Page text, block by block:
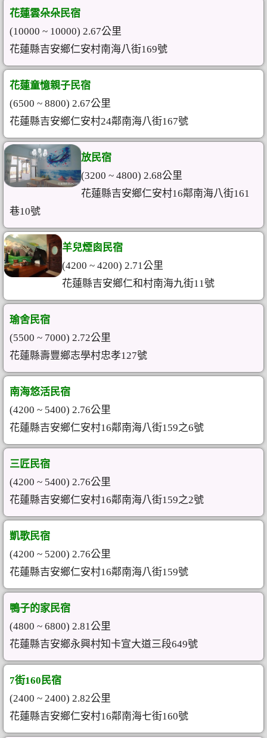
花蓮雲朵朵民宿
(10000 ~ 10000) 2.67公里
花蓮縣吉安鄉仁安村南海八街169號
花蓮童憶親子民宿
(6500 ~ 8800) 2.67公里
花蓮縣吉安鄉仁安村24鄰南海八街167號
放民宿
(3200 ~ 4800) 2.68公里
花蓮縣吉安鄉仁安村16鄰南海八街161
巷10號
羊兒煙囪民宿
(4200 ~ 4200) 2.71公里
花蓮縣吉安鄉仁和村南海九街11號
瑜舍民宿
(5500 ~ 7000) 2.72公里
花蓮縣壽豐鄉志學村忠孝127號
南海悠活民宿
(4200 ~ 5400) 2.76公里
花蓮縣吉安鄉仁安村16鄰南海八街159之6號
三匠民宿
(4200 ~ 5400) 2.76公里
花蓮縣吉安鄉仁安村16鄰南海八街159之2號
凱歌民宿
(4200 ~ 5200) 2.76公里
花蓮縣吉安鄉仁安村16鄰南海八街159號
鴨子的家民宿
(4800 ~ 6800) 2.81公里
花蓮縣吉安鄉永興村知卡宣大道三段649號
7街160民宿
(2400 ~ 2400) 2.82公里
花蓮縣吉安鄉仁安村16鄰南海七街160號